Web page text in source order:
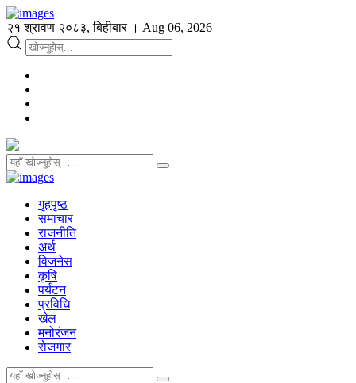
२१ श्रावण २०८३, बिहीबार । Aug 06, 2026
गृहपृष्ठ
समाचार
राजनीति
अर्थ
विजनेस
कृषि
पर्यटन
प्रविधि
खेल
मनोरंजन
रोजगार